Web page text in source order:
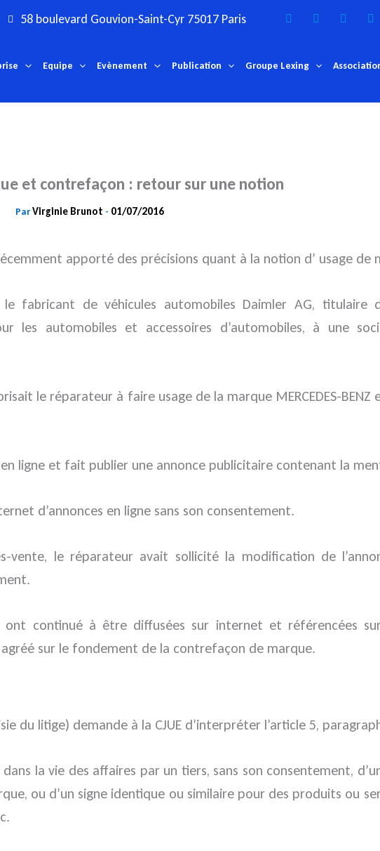
58 boulevard Gouvion-Saint-Cyr 75017 Paris
Equipe Evènement Publication Groupe Lexing
et contrefaçon : retour sur une notion
ParVirginie Brunot - 01/07/2016
apporté des précisions quant à la notion d’ usage de
fabricant de véhicules automobiles Daimler AG, titulaire
les automobiles et accessoires d’automobiles, à une
le réparateur à faire usage de la marque MERCEDES-
ligne et fait publier une annonce publicitaire contenant la
d’annonces en ligne sans son consentement.
le réparateur avait sollicité la modification de
ont continué à être diffusées sur internet et référencées
sur le fondement de la contrefaçon de marque.
du litige) demande à la CJUE d’interpréter l’article 5,
la vie des affaires par un tiers, sans son consentement,
ou d’un signe identique ou similaire pour des produits ou